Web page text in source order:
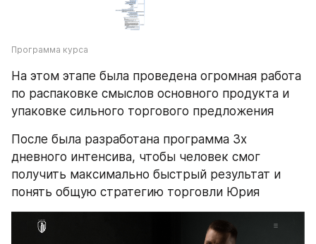
Программа курса
На этом этапе была проведена огромная работа
по распаковке смыслов основного продукта и
упаковке сильного торгового предложения
После была разработана программа 3х
дневного интенсива, чтобы человек смог
получить максимально быстрый результат и
понять общую стратегию торговли Юрия